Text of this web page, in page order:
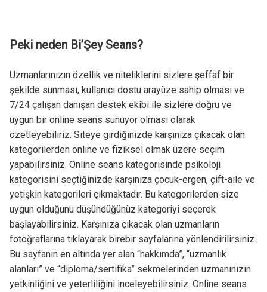
Peki neden Bi’Şey Seans?
Uzmanlarınızın özellik ve niteliklerini sizlere şeffaf bir
şekilde sunması, kullanıcı dostu arayüze sahip olması ve
7/24 çalışan danışan destek ekibi ile sizlere doğru ve
uygun bir online seans sunuyor olması olarak
özetleyebiliriz. Siteye girdiğinizde karşınıza çıkacak olan
kategorilerden online ve fiziksel olmak üzere seçim
yapabilirsiniz. Online seans kategorisinde psikoloji
kategorisini seçtiğinizde karşınıza çocuk-ergen, çift-aile ve
yetişkin kategorileri çıkmaktadır. Bu kategorilerden size
uygun olduğunu düşündüğünüz kategoriyi seçerek
başlayabilirsiniz. Karşınıza çıkacak olan uzmanların
fotoğraflarına tıklayarak birebir sayfalarına yönlendirilirsiniz.
Bu sayfanın en altında yer alan “hakkımda”, “uzmanlık
alanları” ve “diploma/sertifika” sekmelerinden uzmanınızın
yetkinliğini ve yeterliliğini inceleyebilirsiniz. Online seans